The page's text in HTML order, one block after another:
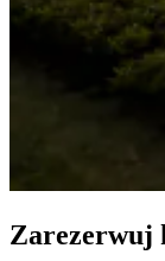
Zarezerwuj